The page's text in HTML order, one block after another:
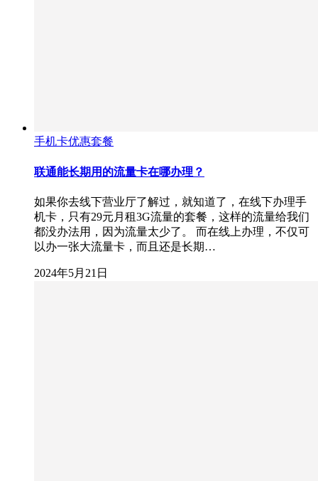
手机卡优惠套餐
联通能长期用的流量卡在哪办理？
如果你去线下营业厅了解过，就知道了，在线下办理手
机卡，只有29元月租3G流量的套餐，这样的流量给我们
都没办法用，因为流量太少了。 而在线上办理，不仅可
以办一张大流量卡，而且还是长期…
2024年5月21日